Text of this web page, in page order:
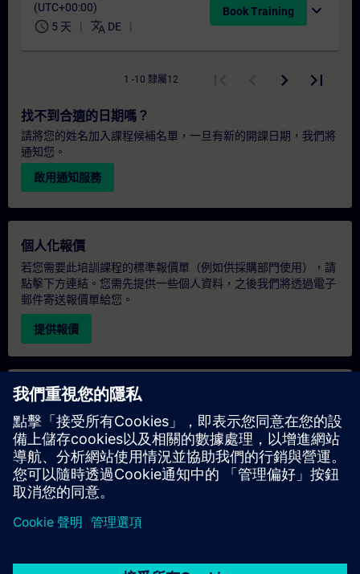
(UTC+00:00)
schedule 5 天 translate DE
Book Training expand_more
1 -10 隸屬12
找不到合適的日期嗎？
請將您的姓名加入課程候補名單，一旦有新的開課日期，我們將
通知您。
啟用通知服務
個人化報價
若您需要此培訓課程的標準報價單（例如供採購部門使用），請
點擊下方連結。您需先提供一些個人資料，之後我們將透過電子
郵件寄送報價單給您。
提供報價
專屬培訓諮詢
若您需要針對專屬培訓課程（無論是現場、線上或於我們的
SITRAIN 培訓中心舉辦）索取報價，請填寫下方的諮詢表單。此
類請求適合較大規模的團體（6 人以上）。提供您的聯絡資料及
培訓需求後，我們將向您發送報價單。
索取專屬報價